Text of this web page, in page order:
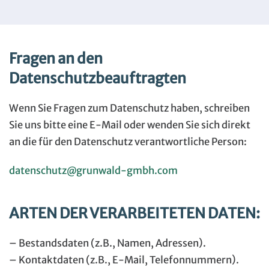
Fragen an den
Datenschutzbeauftragten
Wenn Sie Fragen zum Datenschutz haben, schreiben
Sie uns bitte eine E-Mail oder wenden Sie sich direkt
an die für den Datenschutz verantwortliche Person:
datenschutz@grunwald-gmbh.com
ARTEN DER VERARBEITETEN DATEN:
– Bestandsdaten (z.B., Namen, Adressen).
– Kontaktdaten (z.B., E-Mail, Telefonnummern).